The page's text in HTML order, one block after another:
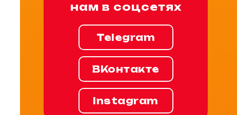
нам в соцсетях
Telegram
ВКонтакте
Instagram